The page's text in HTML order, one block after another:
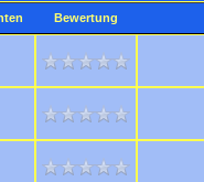
Bewertung